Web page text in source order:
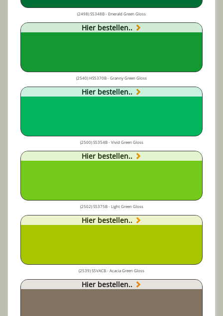
(2498) S5348B - Emerald Green Gloss
Hier bestellen..
(2540) HS5370B - Granny Green Gloss
Hier bestellen..
(2500) S5354B - Vivid Green Gloss
Hier bestellen..
(2502) S5375B - Light Green Gloss
Hier bestellen..
(2539) S5VACB - Acacia Green Gloss
Hier bestellen..